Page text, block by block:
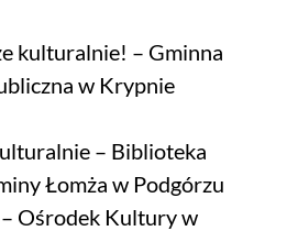
kulturalnie! – Gminna
w Krypnie
– Biblioteka
Łomża w Podgórzu
Ośrodek Kultury w